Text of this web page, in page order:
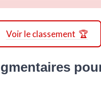
Voir le classement 🏆